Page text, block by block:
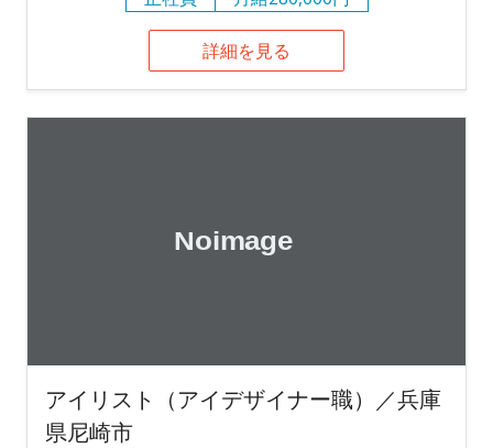
詳細を見る
アイリスト（アイデザイナー職）／兵庫
県尼崎市